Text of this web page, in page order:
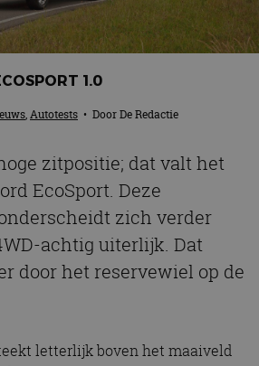
1.0
,Autotests • DoorDe Redactie
zitpositie; dat valt het
EcoSport. Deze
zich verder
achtig uiterlijk. Dat
door het reservewiel op de
letterlijk boven het maaiveld